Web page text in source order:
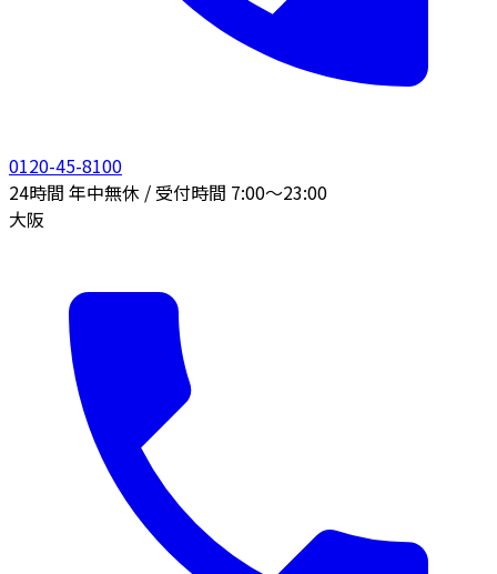
0120-45-8100
24時間 年中無休 / 受付時間 7:00〜23:00
大阪